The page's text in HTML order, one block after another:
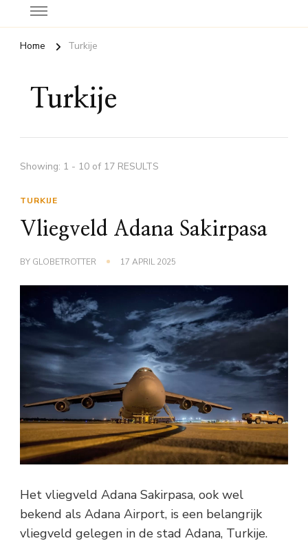
Home Turkije
Turkije
Showing: 1 - 10 of 17 RESULTS
TURKIJE
Vliegveld Adana Sakirpasa
BY GLOBETROTTER 17 APRIL 2025
Het vliegveld Adana Sakirpasa, ook wel
bekend als Adana Airport, is een belangrijk
vliegveld gelegen in de stad Adana, Turkije.